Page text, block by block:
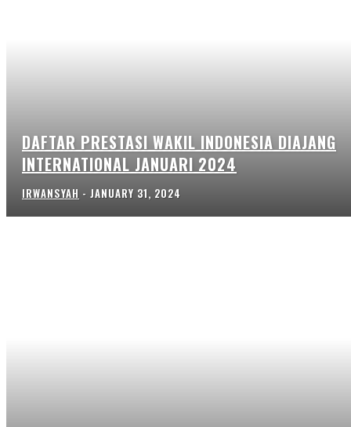
DAFTAR PRESTASI WAKIL INDONESIA DIAJANG
INTERNATIONAL JANUARI 2024
IRWANSYAH - JANUARY 31, 2024